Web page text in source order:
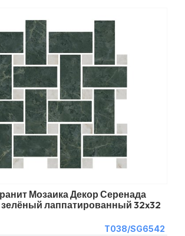
Мозаика Декор Серенада
лаппатированный 32x32
T038/SG6542